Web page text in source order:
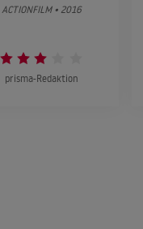
ACTIONFILM • 2016
prisma-Redaktion